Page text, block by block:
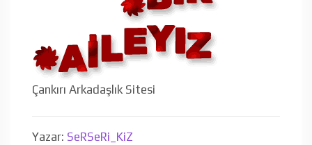
Çankırı Arkadaşlık Sitesi
Yazar: SeRSeRi_KiZ